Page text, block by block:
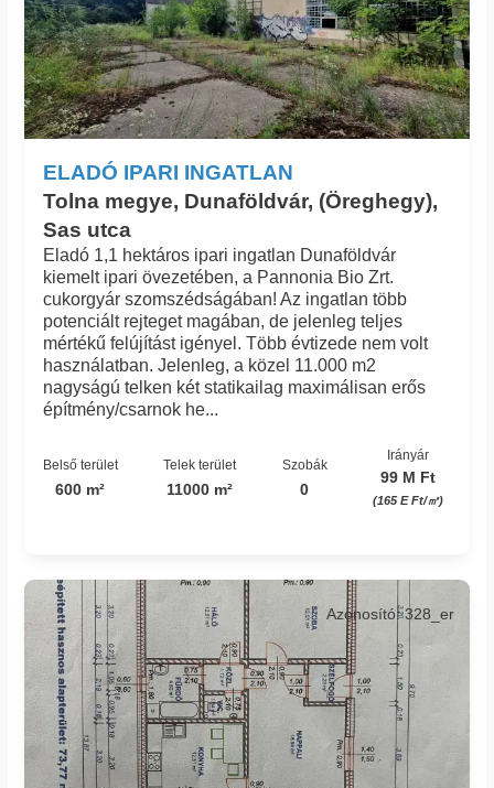
ELADÓ IPARI INGATLAN
Tolna megye, Dunaföldvár, (Öreghegy),
Sas utca
Eladó 1,1 hektáros ipari ingatlan Dunaföldvár
kiemelt ipari övezetében, a Pannonia Bio Zrt.
cukorgyár szomszédságában! Az ingatlan több
potenciált rejteget magában, de jelenleg teljes
mértékű felújítást igényel. Több évtizede nem volt
használatban. Jelenleg, a közel 11.000 m2
nagyságú telken két statikailag maximálisan erős
építmény/csarnok he...
Belső terület
600 m²
Telek terület
11000 m²
Szobák
0
Irányár
99 M Ft
(165 E Ft/㎡)
Azonosító: 328_er